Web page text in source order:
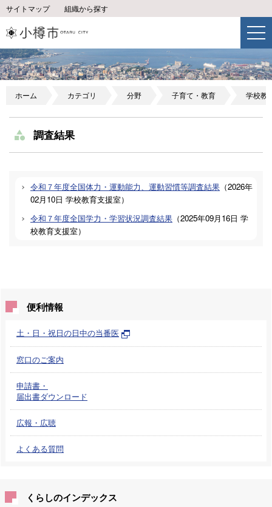
サイトマップ 組織から探す
ホーム カテゴリ 分野 子育て・教育 学校教
調査結果
令和７年度全国体力・運動能力、運動習慣等調査結果 （2026年
02月10日 学校教育支援室）
令和７年度全国学力・学習状況調査結果 （2025年09月16日 学
校教育支援室）
便利情報
土・日・祝日の日中の当番医
窓口のご案内
申請書・
届出書ダウンロード
広報・広聴
よくある質問
くらしのインデックス